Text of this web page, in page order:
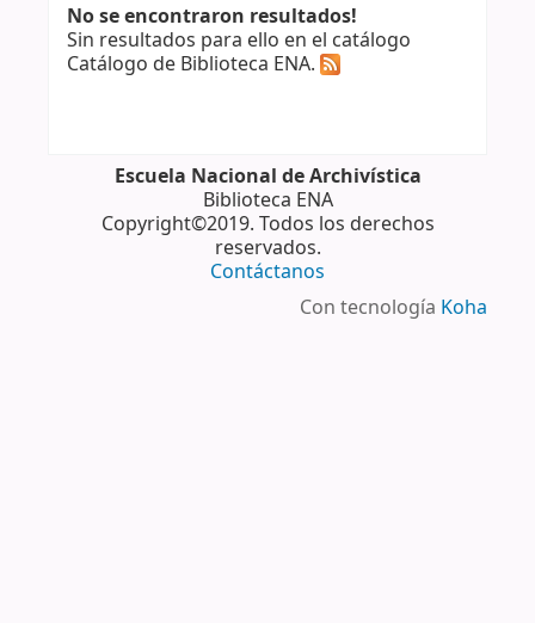
No se encontraron resultados!
Sin resultados para ello en el catálogo
Catálogo de Biblioteca ENA.
Escuela Nacional de Archivística
Biblioteca ENA
Copyright©2019. Todos los derechos
reservados.
Contáctanos
Con tecnología Koha